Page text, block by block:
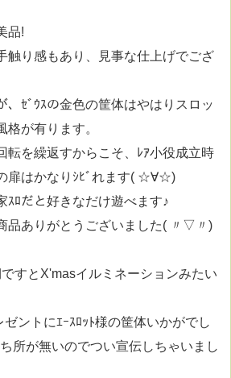
品!
触り感もあり、見事な仕上げでござ
、ｾﾞｳｽの金色の筐体はやはりスロッ
格が有ります。
転を繰返すからこそ、ﾚｱ小役成立時
扉はかなりｼﾋﾞれます( ☆∀☆)
ｽﾛだと好きなだけ遊べます♪
品ありがとうございました( 〃▽〃)
すとX'masイルミネーションみたい
ントにｴｰｽﾛｯﾄ様の筐体いかがでし
所が無いのでつい宣伝しちゃいまし